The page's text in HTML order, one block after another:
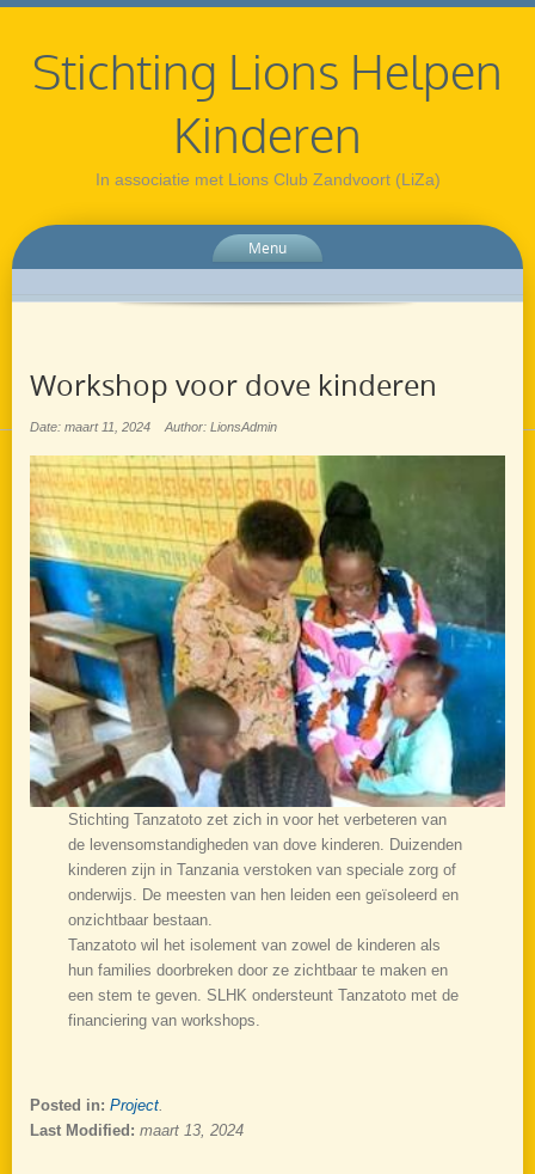
Stichting Lions Helpen
Kinderen
In associatie met Lions Club Zandvoort (LiZa)
Menu
Workshop voor dove kinderen
Date: maart 11, 2024 Author: LionsAdmin
Stichting Tanzatoto zet zich in voor het verbeteren van
de levensomstandigheden van dove kinderen. Duizenden
kinderen zijn in Tanzania verstoken van speciale zorg of
onderwijs. De meesten van hen leiden een geïsoleerd en
onzichtbaar bestaan.
Tanzatoto wil het isolement van zowel de kinderen als
hun families doorbreken door ze zichtbaar te maken en
een stem te geven. SLHK ondersteunt Tanzatoto met de
financiering van workshops.
Posted in: Project
Last Modified: maart 13, 2024